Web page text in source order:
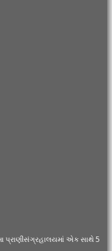
એક સાથે 5